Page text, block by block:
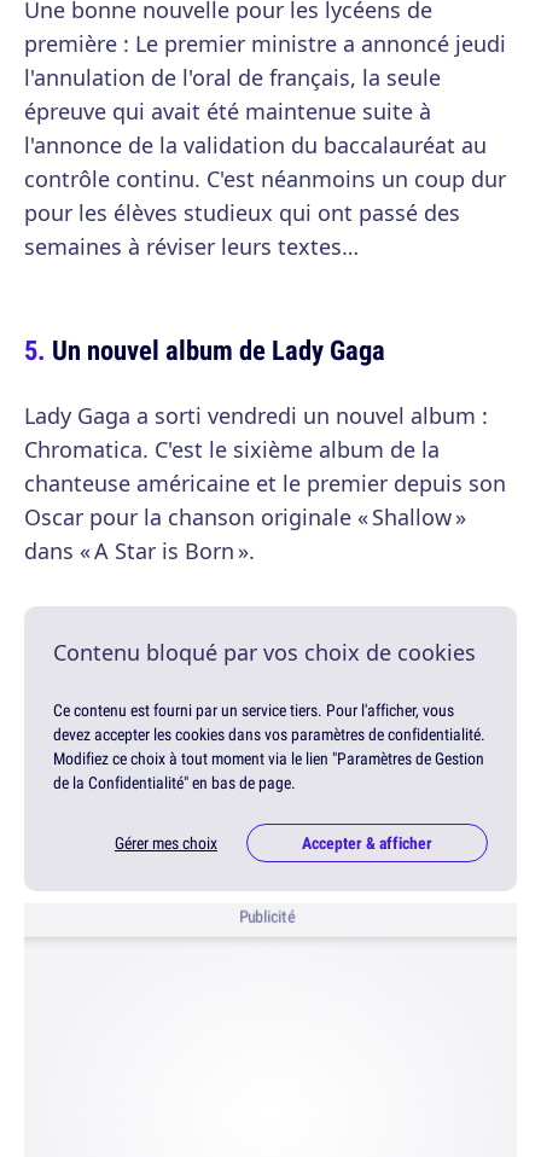
Une bonne nouvelle pour les lycéens de
première : Le premier ministre a annoncé jeudi
l'annulation de l'oral de français, la seule
épreuve qui avait été maintenue suite à
l'annonce de la validation du baccalauréat au
contrôle continu. C'est néanmoins un coup dur
pour les élèves studieux qui ont passé des
semaines à réviser leurs textes…
Un nouvel album de Lady Gaga
Lady Gaga a sorti vendredi un nouvel album :
Chromatica. C'est le sixième album de la
chanteuse américaine et le premier depuis son
Oscar pour la chanson originale « Shallow »
dans « A Star is Born ».
Contenu bloqué par vos choix de cookies
Ce contenu est fourni par un service tiers. Pour l'afficher, vous
devez accepter les cookies dans vos paramètres de confidentialité.
Modifiez ce choix à tout moment via le lien "Paramètres de Gestion
de la Confidentialité" en bas de page.
Gérer mes choix Accepter & afficher
Publicité